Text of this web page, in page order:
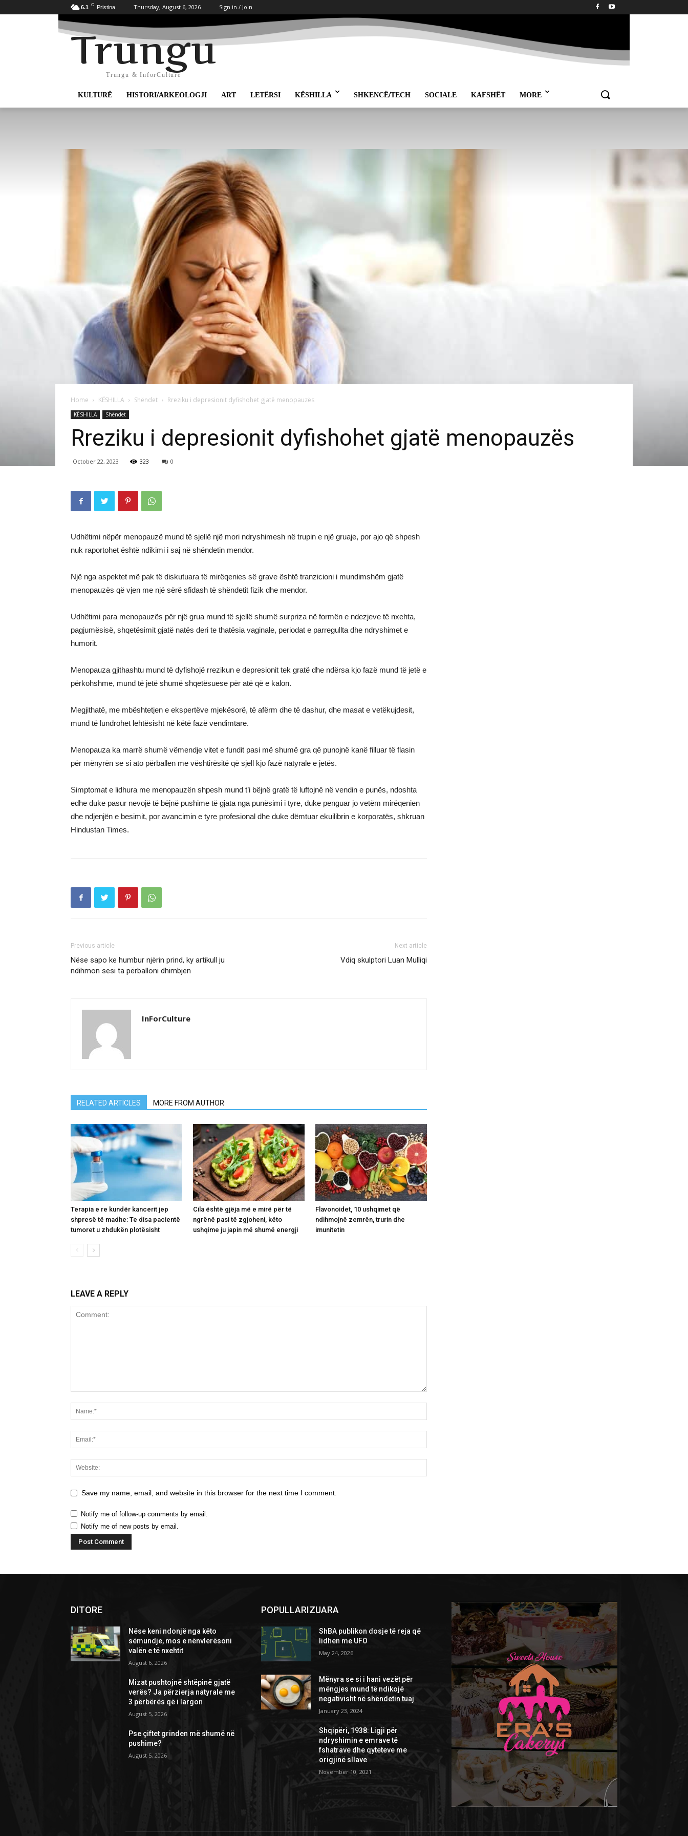
6.1 C Pristina Thursday, August 6, 2026 Sign in / Join
Trungu
Trungu & InforCulture
KULTURË HISTORI/ARKEOLOGJI ART LETËRSI KËSHILLA SHKENCË/TECH SOCIALE KAFSHËT MORE
Home KËSHILLA Shëndet Rreziku i depresionit dyfishohet gjatë menopauzës
KËSHILLA Shëndet
Rreziku i depresionit dyfishohet gjatë menopauzës
October 22, 2023 323 0
Udhëtimi nëpër menopauzë mund të sjellë një mori ndryshimesh në trupin e një gruaje, por ajo që shpesh
nuk raportohet është ndikimi i saj në shëndetin mendor.
Një nga aspektet më pak të diskutuara të mirëqenies së grave është tranzicioni i mundimshëm gjatë
menopauzës që vjen me një sërë sfidash të shëndetit fizik dhe mendor.
Udhëtimi para menopauzës për një grua mund të sjellë shumë surpriza në formën e ndezjeve të nxehta,
pagjumësisë, shqetësimit gjatë natës deri te thatësia vaginale, periodat e parregullta dhe ndryshimet e
humorit.
Menopauza gjithashtu mund të dyfishojë rrezikun e depresionit tek gratë dhe ndërsa kjo fazë mund të jetë e
përkohshme, mund të jetë shumë shqetësuese për atë që e kalon.
Megjithatë, me mbështetjen e ekspertëve mjekësorë, të afërm dhe të dashur, dhe masat e vetëkujdesit,
mund të lundrohet lehtësisht në këtë fazë vendimtare.
Menopauza ka marrë shumë vëmendje vitet e fundit pasi më shumë gra që punojnë kanë filluar të flasin
për mënyrën se si ato përballen me vështirësitë që sjell kjo fazë natyrale e jetës.
Simptomat e lidhura me menopauzën shpesh mund t’i bëjnë gratë të luftojnë në vendin e punës, ndoshta
edhe duke pasur nevojë të bëjnë pushime të gjata nga punësimi i tyre, duke penguar jo vetëm mirëqenien
dhe ndjenjën e besimit, por avancimin e tyre profesional dhe duke dëmtuar ekuilibrin e korporatës, shkruan
Hindustan Times.
Previous article
Nëse sapo ke humbur njërin prind, ky artikull ju
ndihmon sesi ta përballoni dhimbjen
Next article
Vdiq skulptori Luan Mulliqi
InForCulture
RELATED ARTICLES MORE FROM AUTHOR
Terapia e re kundër kancerit jep
shpresë të madhe: Te disa pacientë
tumoret u zhdukën plotësisht
Cila është gjëja më e mirë për të
ngrënë pasi të zgjoheni, këto
ushqime ju japin më shumë energji
Flavonoidet, 10 ushqimet që
ndihmojnë zemrën, trurin dhe
imunitetin
LEAVE A REPLY
Save my name, email, and website in this browser for the next time I comment.
Notify me of follow-up comments by email.
Notify me of new posts by email.
DITORE
Nëse keni ndonjë nga këto
sëmundje, mos e nënvlerësoni
valën e të nxehtit
August 6, 2026
Mizat pushtojnë shtëpinë gjatë
verës? Ja përzierja natyrale me
3 përbërës që i largon
August 5, 2026
Pse çiftet grinden më shumë në
pushime?
August 5, 2026
POPULLARIZUARA
ShBA publikon dosje të reja që
lidhen me UFO
May 24, 2026
Mënyra se si i hani vezët për
mëngjes mund të ndikojë
negativisht në shëndetin tuaj
January 23, 2024
Shqipëri, 1938: Ligji për
ndryshimin e emrave të
fshatrave dhe qyteteve me
origjinë sllave
November 10, 2021